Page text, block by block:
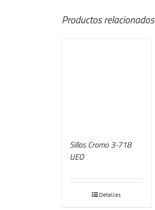
Productos relacionados
Sillas Cromo 3-718
UEO
Detalles